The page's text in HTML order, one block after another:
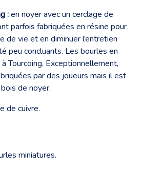
:en noyer avec un cerclage de
parfois fabriquées en résine pour
de vie et en diminuer l’entretien
peu concluants. Les bourles en
Tourcoing. Exceptionnellement,
par des joueurs mais il est
de noyer.
de cuivre.
miniatures.